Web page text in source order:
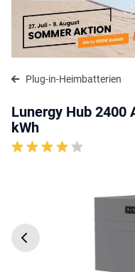
Plug-in-Heimbatterien
Lunergy Hub 2400
kWh